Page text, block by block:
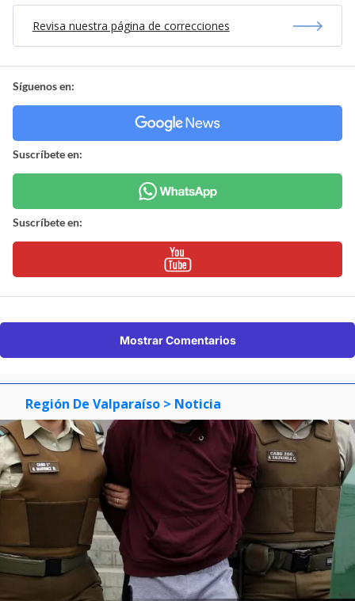
Revisa nuestra página de correcciones
Síguenos en:
Suscríbete en:
Suscríbete en:
Mostrar Comentarios
Región De Valparaíso > Noticia